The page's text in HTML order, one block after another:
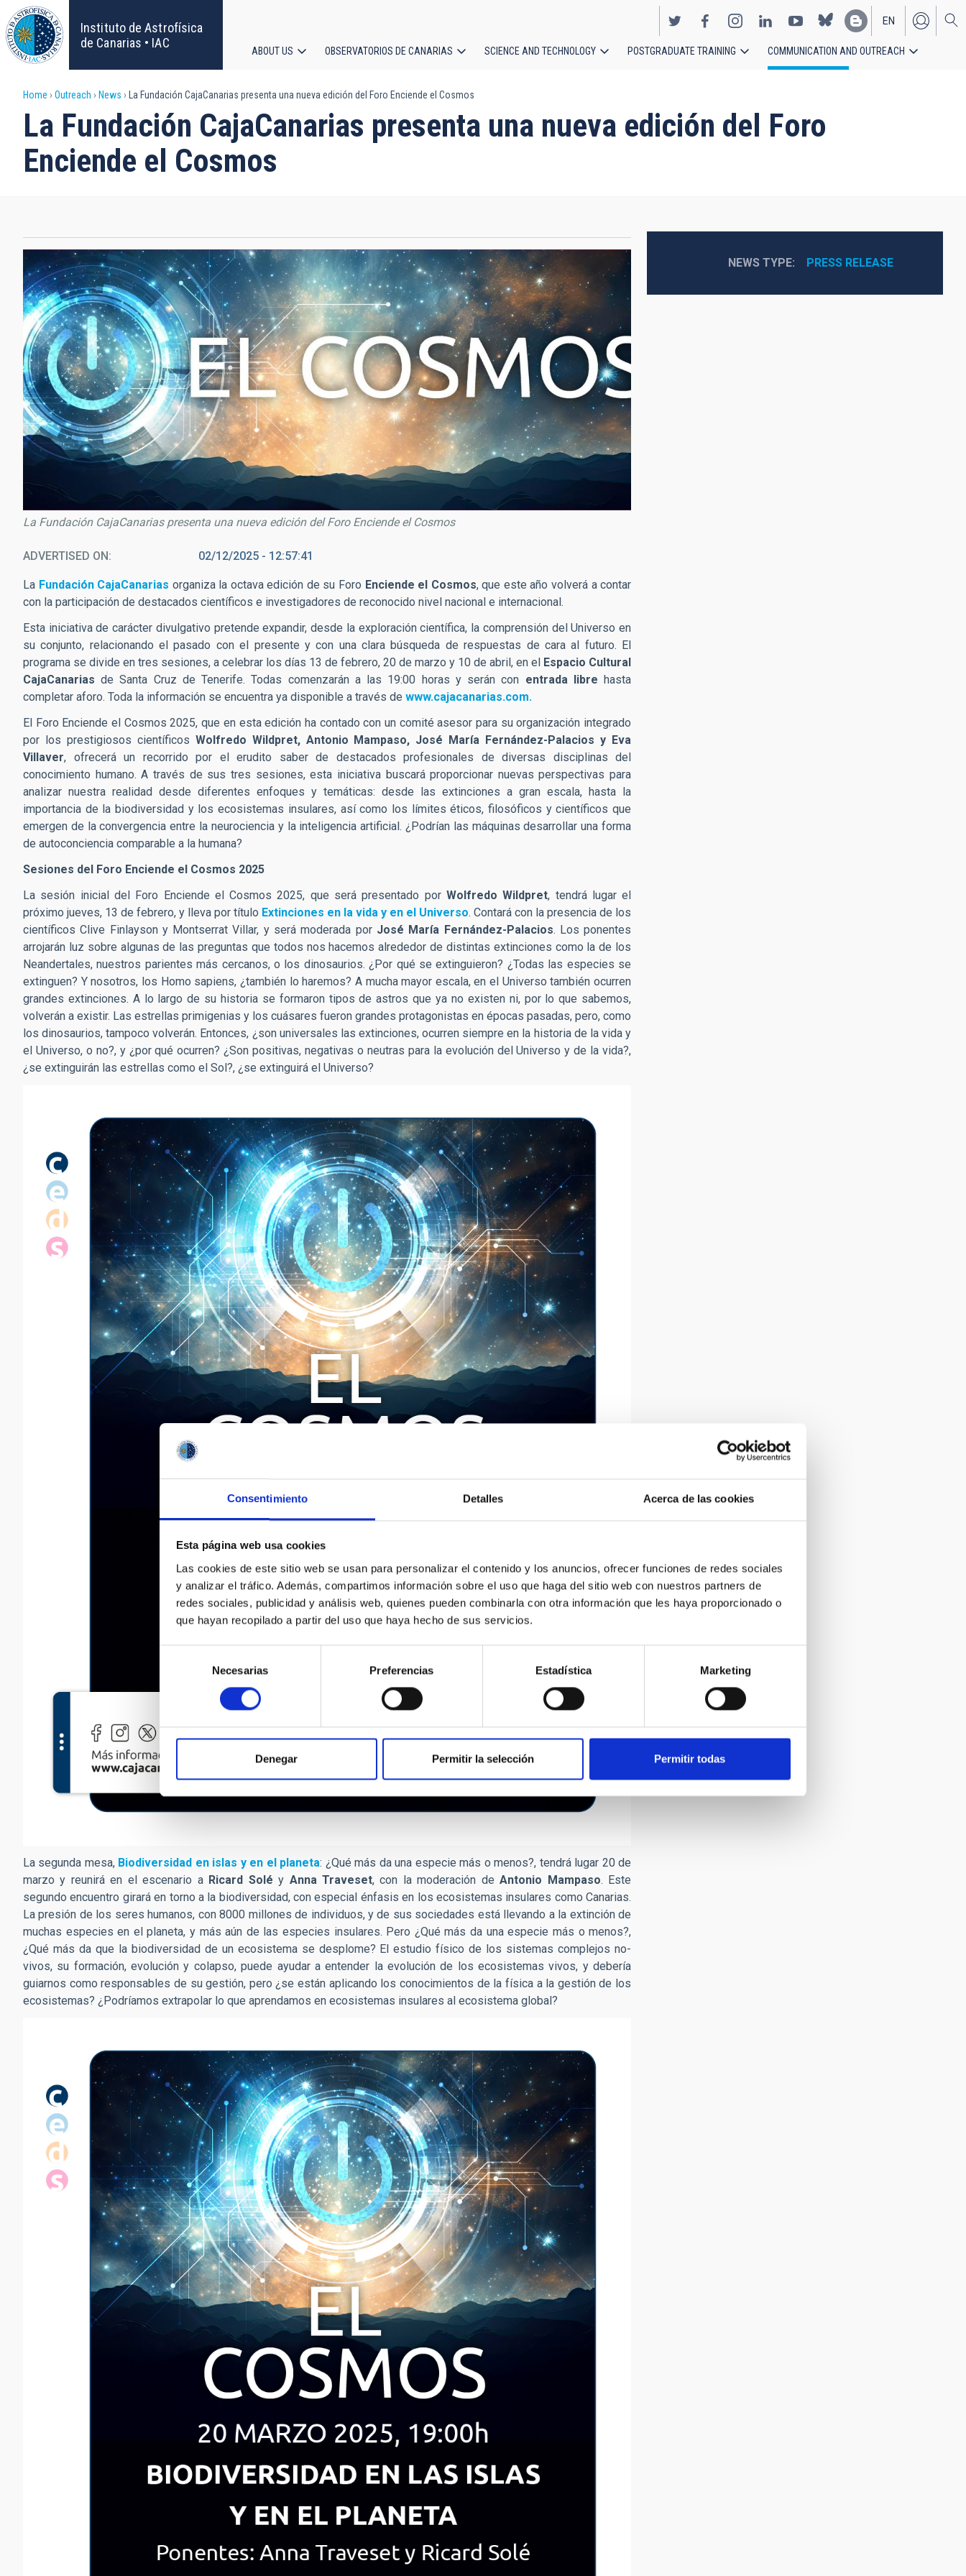
Consentimiento Detalles Acerca de las cookies
Esta página web usa cookies
Las cookies de este sitio web se usan para personalizar el contenido y los anuncios, ofrecer funciones de redes sociales
y analizar el tráfico. Además, compartimos información sobre el uso que haga del sitio web con nuestros partners de
redes sociales, publicidad y análisis web, quienes pueden combinarla con otra información que les haya proporcionado o
que hayan recopilado a partir del uso que haya hecho de sus servicios.
consentimiento
Necesarias Preferencias Estadística Marketing
Denegar Permitir la selección Permitir todas
Skip
to
main
content
Instituto de Astrofísica
de Canarias • IAC
EN
ES
navigation
ABOUT US OBSERVATORIOS DE CANARIAS SCIENCE AND TECHNOLOGY POSTGRADUATE TRAINING COMMUNICATION AND OUTREACH
Breadcrumb
Home Outreach News La Fundación CajaCanarias presenta una nueva edición del Foro Enciende el Cosmos
La Fundación CajaCanarias presenta una nueva edición del Foro
Enciende el Cosmos
La Fundación CajaCanarias presenta una nueva edición del Foro Enciende el Cosmos
ADVERTISED ON 02/12/2025 - 12:57:41
La Fundación CajaCanarias organiza la octava edición de su Foro Enciende el Cosmos, que este año volverá a contar
con la participación de destacados científicos e investigadores de reconocido nivel nacional e internacional.
Esta iniciativa de carácter divulgativo pretende expandir, desde la exploración científica, la comprensión del Universo en
su conjunto, relacionando el pasado con el presente y con una clara búsqueda de respuestas de cara al futuro. El
programa se divide en tres sesiones, a celebrar los días 13 de febrero, 20 de marzo y 10 de abril, en el Espacio Cultural
CajaCanarias de Santa Cruz de Tenerife. Todas comenzarán a las 19:00 horas y serán con entrada libre hasta
completar aforo. Toda la información se encuentra ya disponible a través de www.cajacanarias.com.
El Foro Enciende el Cosmos 2025, que en esta edición ha contado con un comité asesor para su organización integrado
por los prestigiosos científicos Wolfredo Wildpret, Antonio Mampaso, José María Fernández-Palacios y Eva
Villaver, ofrecerá un recorrido por el erudito saber de destacados profesionales de diversas disciplinas del
conocimiento humano. A través de sus tres sesiones, esta iniciativa buscará proporcionar nuevas perspectivas para
analizar nuestra realidad desde diferentes enfoques y temáticas: desde las extinciones a gran escala, hasta la
importancia de la biodiversidad y los ecosistemas insulares, así como los límites éticos, filosóficos y científicos que
emergen de la convergencia entre la neurociencia y la inteligencia artificial. ¿Podrían las máquinas desarrollar una forma
de autoconciencia comparable a la humana?
Sesiones del Foro Enciende el Cosmos 2025
La sesión inicial del Foro Enciende el Cosmos 2025, que será presentado por Wolfredo Wildpret, tendrá lugar el
próximo jueves, 13 de febrero, y lleva por título Extinciones en la vida y en el Universo. Contará con la presencia de los
científicos Clive Finlayson y Montserrat Villar, y será moderada por José María Fernández-Palacios. Los ponentes
arrojarán luz sobre algunas de las preguntas que todos nos hacemos alrededor de distintas extinciones como la de los
Neandertales, nuestros parientes más cercanos, o los dinosaurios. ¿Por qué se extinguieron? ¿Todas las especies se
extinguen? Y nosotros, los Homo sapiens, ¿también lo haremos? A mucha mayor escala, en el Universo también ocurren
grandes extinciones. A lo largo de su historia se formaron tipos de astros que ya no existen ni, por lo que sabemos,
volverán a existir. Las estrellas primigenias y los cuásares fueron grandes protagonistas en épocas pasadas, pero, como
los dinosaurios, tampoco volverán. Entonces, ¿son universales las extinciones, ocurren siempre en la historia de la vida y
el Universo, o no?, y ¿por qué ocurren? ¿Son positivas, negativas o neutras para la evolución del Universo y de la vida?,
¿se extinguirán las estrellas como el Sol?, ¿se extinguirá el Universo?
La segunda mesa, Biodiversidad en islas y en el planeta: ¿Qué más da una especie más o menos?, tendrá lugar 20 de
marzo y reunirá en el escenario a Ricard Solé y Anna Traveset, con la moderación deAntonio Mampaso. Este
segundo encuentro girará en torno a la biodiversidad, con especial énfasis en los ecosistemas insulares como Canarias.
La presión de los seres humanos, con 8000 millones de individuos, y de sus sociedades está llevando a la extinción de
muchas especies en el planeta, y más aún de las especies insulares. Pero ¿Qué más da una especie más o menos?,
¿Qué más da que la biodiversidad de un ecosistema se desplome? El estudio físico de los sistemas complejos no-
vivos, su formación, evolución y colapso, puede ayudar a entender la evolución de los ecosistemas vivos, y debería
guiarnos como responsables de su gestión, pero ¿se están aplicando los conocimientos de la física a la gestión de los
ecosistemas? ¿Podríamos extrapolar lo que aprendamos en ecosistemas insulares al ecosistema global?
NEWS TYPE PRESS RELEASE